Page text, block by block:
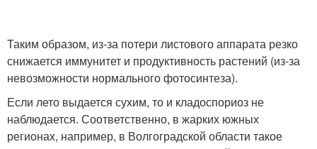
Таким образом, из-за потери листового аппарата резко
снижается иммунитет и продуктивность растений (из-за
невозможности нормального фотосинтеза).
Если лето выдается сухим, то и кладоспориоз не
наблюдается. Соответственно, в жарких южных
регионах, например, в Волгоградской области такое